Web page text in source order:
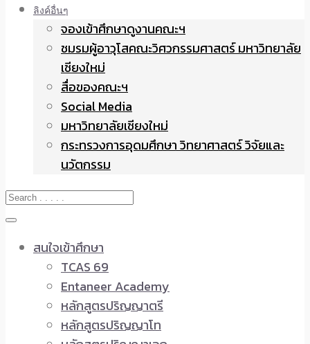
ลิงค์อื่นๆ
จองเข้าศึกษาดูงานคณะฯ
ชมรมผู้อาวุโสคณะวิศวกรรมศาสตร์ มหาวิทยาลัย
เชียงใหม่
สื่อของคณะฯ
Social Media
มหาวิทยาลัยเชียงใหม่
กระทรวงการอุดมศึกษา วิทยาศาสตร์ วิจัยและ
นวัตกรรม
สนใจเข้าศึกษา
TCAS 69
Entaneer Academy
หลักสูตรปริญญาตรี
หลักสูตรปริญญาโท